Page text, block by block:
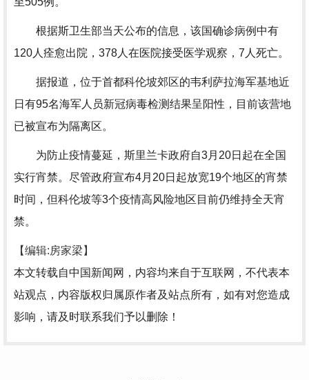
根据斯卫生部当天公布的信息，该国确诊病例中有
120人痊愈出院，378人在医院接受医学观察，7人死亡。
据报道，位于首都科伦坡郊区的韦利萨拉海军基地近
日有95名海军人员新冠病毒检测结果呈阳性，目前该营地
已被宣布为隔离区。
为防止疫情蔓延，斯里兰卡政府自3月20日起在全国
实行宵禁。尽管政府宣布4月20日起放宽19个地区的宵禁
时间，但科伦坡等3个疫情高风险地区目前仍维持全天宵
禁。
【编辑:房家梁】
本文转载自中国新闻网，内容均来自于互联网，不代表本
站观点，内容版权归属原作者及站点所有，如有对您造成
影响，请及时联系我们予以删除！